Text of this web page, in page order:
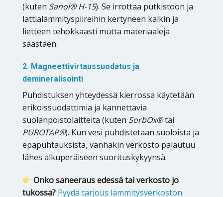
(kuten Sanol® H-15). Se irrottaa putkistoon ja
lattialämmityspiireihin kertyneen kalkin ja
lietteen tehokkaasti mutta materiaaleja
säästäen.
2. Magneettivirtaussuodatus ja
demineralisointi
Puhdistuksen yhteydessä kierrossa käytetään
erikoissuodattimia ja kannettavia
suolanpoistolaitteita (kuten SorbOx®tai
PUROTAP®). Kun vesi puhdistetaan suoloista ja
epäpuhtauksista, vanhakin verkosto palautuu
lähes alkuperäiseen suorituskykyynsä.
Onko saneeraus edessä tai verkosto jo
tukossa? Pyydä tarjous lämmitysverkoston